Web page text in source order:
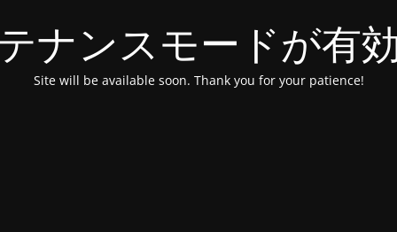
ナンスモードが有
Site will be available soon. Thank you for your patience!